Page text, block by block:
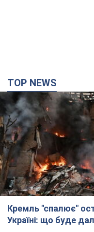
TOP NEWS
Кремль "спалює"
Україні: що буде